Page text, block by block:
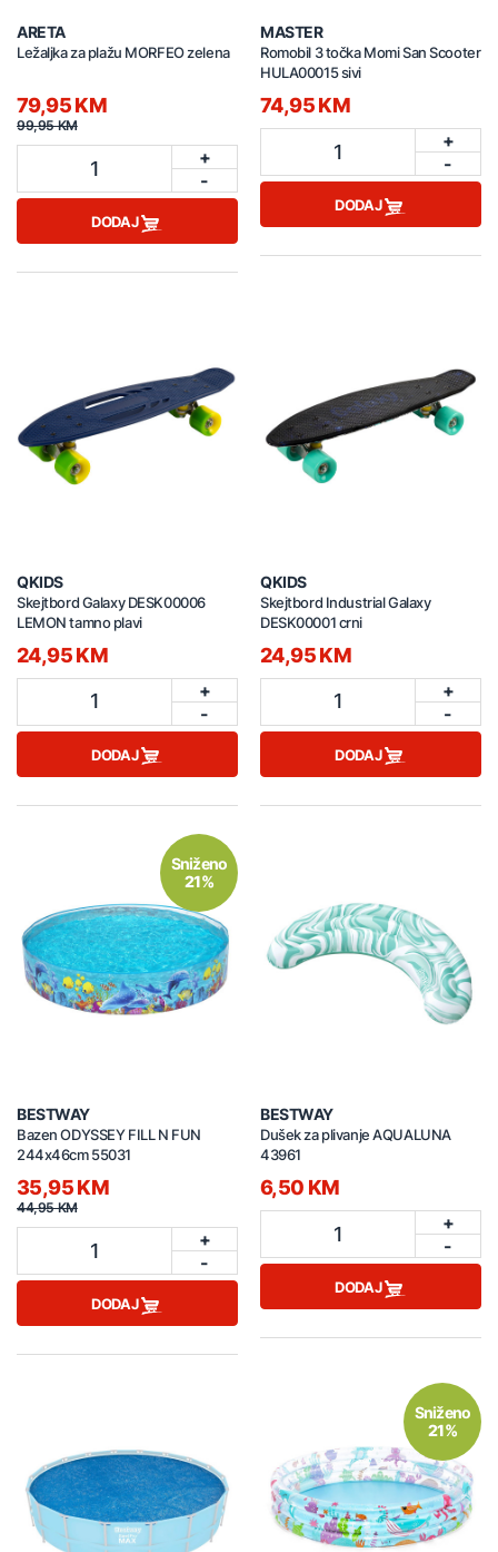
ARETA
Ležaljka za plažu MORFEO zelena
79,95 KM
99,95 KM
1
+
-
DODAJ
MASTER
Romobil 3 točka Momi San Scooter
HULA00015 sivi
74,95 KM
1
+
-
DODAJ
QKIDS
Skejtbord Galaxy DESK00006
LEMON tamno plavi
24,95 KM
1
+
-
DODAJ
QKIDS
Skejtbord Industrial Galaxy
DESK00001 crni
24,95 KM
1
+
-
DODAJ
Sniženo
21%
BESTWAY
Bazen ODYSSEY FILL N FUN
244x46cm 55031
35,95 KM
44,95 KM
1
+
-
DODAJ
BESTWAY
Dušek za plivanje AQUALUNA
43961
6,50 KM
1
+
-
DODAJ
Sniženo
21%